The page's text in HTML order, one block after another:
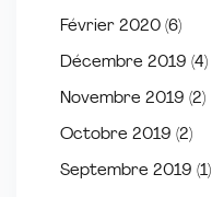
Février 2020 (6)
Décembre 2019 (4)
Novembre 2019 (2)
Octobre 2019 (2)
Septembre 2019 (1)